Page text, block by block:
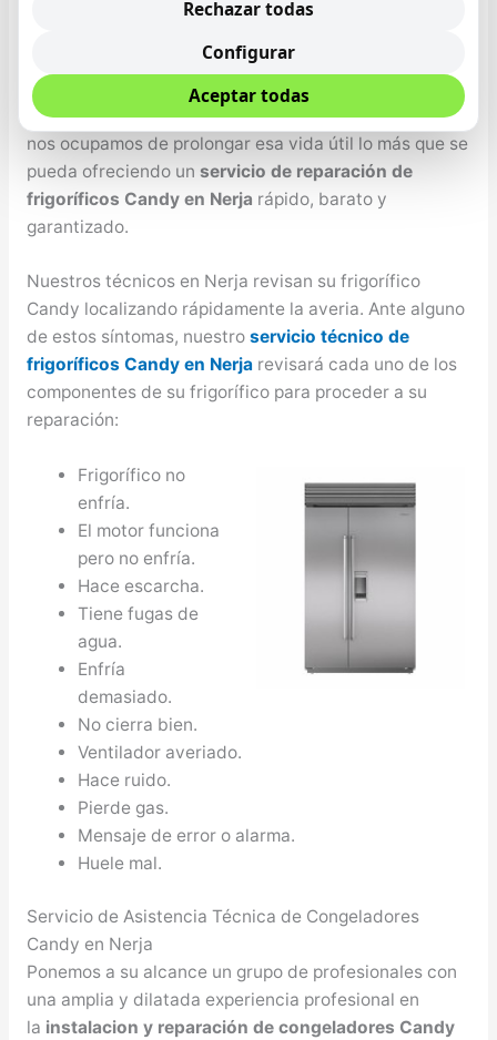
nutrición que se tenga, por lo tanto es de suma
los comestibles de la mejor manera y el mayor tiempo
posible, Candy no sólo se desarrollan altas
tecnologías con un periodo de vida útil, sino además
nos ocupamos de prolongar esa vida útil lo más que se
pueda ofreciendo un servicio de reparación de
frigoríficos Candy en Nerja rápido, barato y
garantizado.
Nuestros técnicos en Nerja revisan su frigorífico
Candy localizando rápidamente la averia. Ante alguno
de estos síntomas, nuestro servicio técnico de
frigoríficos Candy en Nerjarevisará cada uno de los
componentes de su frigorífico para proceder a su
reparación:
Frigorífico no
enfría.
El motor funciona
pero no enfría.
Hace escarcha.
Tiene fugas de
agua.
Enfría
demasiado.
No cierra bien.
Ventilador averiado.
Hace ruido.
Pierde gas.
Mensaje de error o alarma.
Huele mal.
Servicio de Asistencia Técnica de Congeladores
Candy en Nerja
Ponemos a su alcance un grupo de profesionales con
una amplia y dilatada experiencia profesional en
la instalacion y reparación de congeladores Candy
Rechazar todas
Configurar
Aceptar todas